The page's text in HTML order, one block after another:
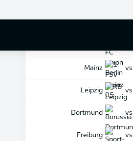
Mainz
Leipzig
Dortmund
Freiburg